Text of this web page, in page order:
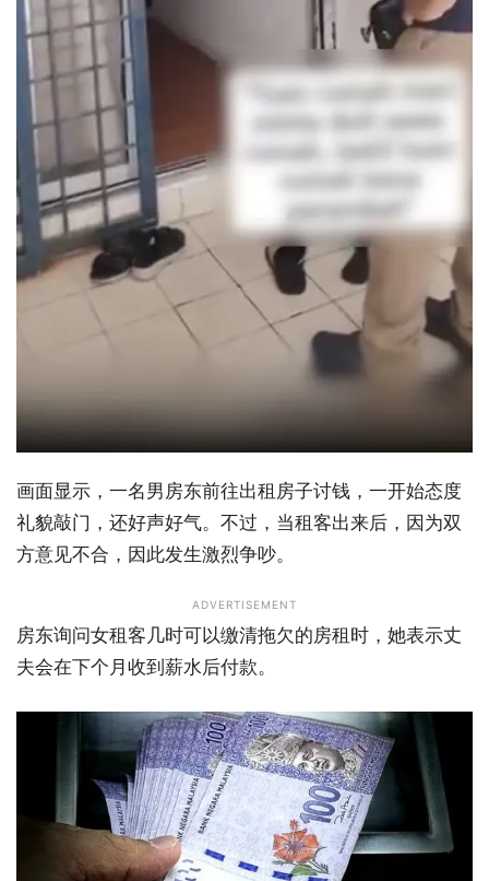
画面显示，一名男房东前往出租房子讨钱，一开始态度
礼貌敲门，还好声好气。不过，当租客出来后，因为双
方意见不合，因此发生激烈争吵。
ADVERTISEMENT
房东询问女租客几时可以缴清拖欠的房租时，她表示丈
夫会在下个月收到薪水后付款。